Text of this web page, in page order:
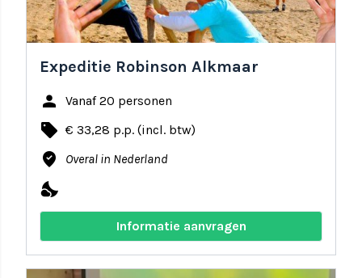
Expeditie Robinson Alkmaar
person Vanaf 20 personen
local_offer € 33,28 p.p. (incl. btw)
where_to_vote Overal in Nederland
nights_stay
Informatie aanvragen